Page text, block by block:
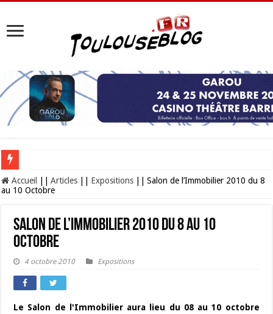
Les Nocturnes de la Cité de l’espace 2026 : l’événement incontournable de
Accueil Articles Expositions
Salon de l’Immobilier 2010 du 8
au 10 Octobre
Salon de l’Immobilier 2010 du 8 au 10
Octobre
4 octobre 2010 Expositions
Le Salon de l'Immobilier aura lieu du 08 au 10 octobre